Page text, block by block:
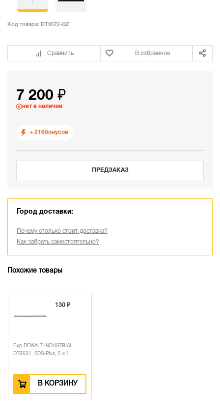
Код товара: DT9572-QZ
Сравнить В избранное
7 200 ₽
нет в наличии
+ 216бонусов
ПРЕДЗАКАЗ
Город доставки:
Почему столько стоит доставка?
Как забрать самостоятельно?
Похожие товары
130 ₽
Бур DEWALT INDUSTRIAL
DT9631, SDS-Plus, 5 x 1...
В КОРЗИНУ